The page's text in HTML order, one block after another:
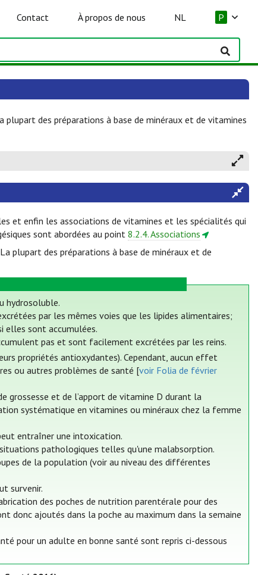
Contact À propos de nous NL P
des préparations à base de minéraux et de vitamines
et enfin les associations de vitamines et les spécialités qui
sont abordées au point 8.2.4. Associations
plupart des préparations à base de minéraux et de
hydrosoluble.
par les mêmes voies que les lipides alimentaires;
elles sont accumulées.
pas et sont facilement excrétées par les reins.
propriétés antioxydantes). Cependant, aucun effet
ou autres problèmes de santé [voir Folia de février
grossesse et de l’apport de vitamine D durant la
systématique en vitamines ou minéraux chez la femme
entraîner une intoxication.
pathologiques telles qu'une malabsorption.
de la population (voir au niveau des différentes
survenir.
des poches de nutrition parentérale pour des
donc ajoutés dans la poche au maximum dans la semaine
pour un adulte en bonne santé sont repris ci-dessous